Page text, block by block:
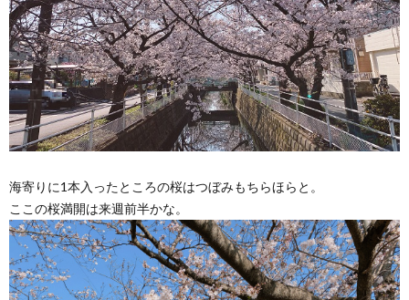
海寄りに1本入ったところの桜はつぼみもちらほらと。
ここの桜満開は来週前半かな。